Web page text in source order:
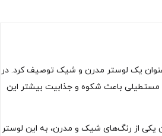
عنوان یک لوستر مدرن و شیک توصیف کرد. در
مستطیلی باعث شکوه و جذابیت بیشتر این
یکی از رنگ‌های شیک و مدرن، به این لوستر